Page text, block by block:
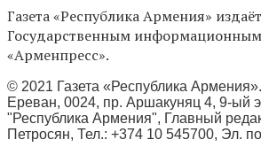
Газета «Республика Армения»
Государственным информационным
«Арменпресс».
© 2021 Газета «Республика
Ереван, 0024, пр. Аршакуняц 4, 9-ый
"Республика Армения", Главный
Петросян, Тел.: +374 10 545700, Эл.